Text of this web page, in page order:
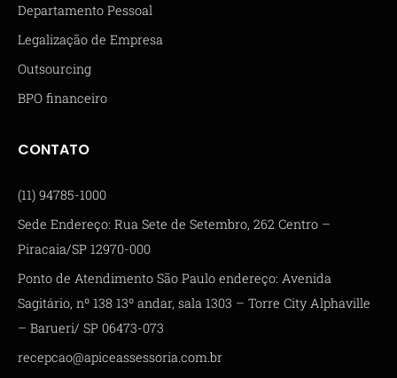
Departamento Pessoal
Legalização de Empresa
Outsourcing
BPO financeiro
CONTATO
(11) 94785-1000
Sede Endereço: Rua Sete de Setembro, 262 Centro –
Piracaia/SP 12970-000
Ponto de Atendimento São Paulo endereço: Avenida
Sagitário, nº 138 13º andar, sala 1303 – Torre City Alphaville
– Barueri/ SP 06473-073
recepcao@apiceassessoria.com.br